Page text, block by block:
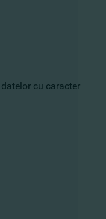
cu caracter